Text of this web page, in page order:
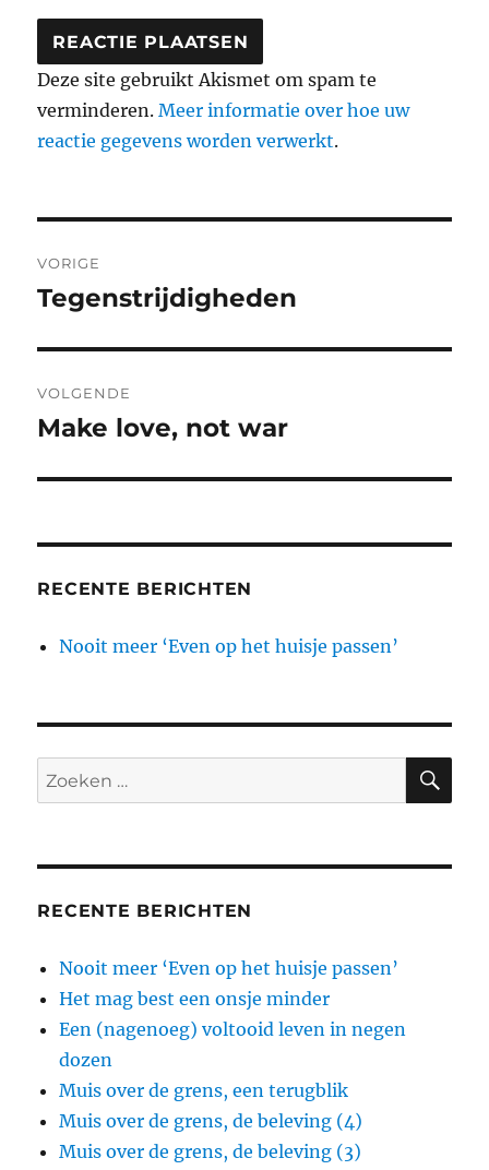
Deze site gebruikt Akismet om spam te
verminderen.Meer informatie over hoe uw
reactie gegevens worden verwerkt.
VORIGE
Vorig
Tegenstrijdigheden
VOLGENDE
Volgend
Make love, not war
RECENTE BERICHTEN
Nooit meer ‘Even op het huisje passen’
Zoeken
naar:
RECENTE BERICHTEN
Nooit meer ‘Even op het huisje passen’
Het mag best een onsje minder
Een (nagenoeg) voltooid leven in negen
dozen
Muis over de grens, een terugblik
Muis over de grens, de beleving (4)
Muis over de grens, de beleving (3)